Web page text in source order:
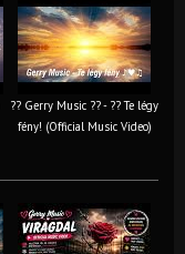
?? Gerry Music ?? - ?? Te légy
fény! (Official Music Video)